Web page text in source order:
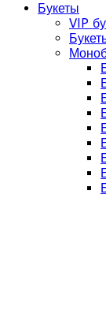
Букеты
VIP